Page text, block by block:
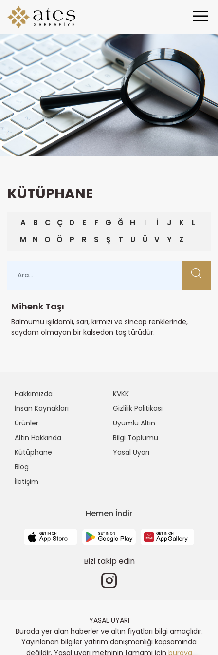
KÜTÜPHANE
A B C Ç D E F G Ğ H I İ J K
L
M
N O Ö P R S Ş T U Ü V Y Z
Mihenk Taşı
Balmumu ışıldamlı, sarı, kırmızı ve sincap renklerinde,
saydam olmayan bir kalsedon taş türüdür.
Hakkımızda
İnsan Kaynakları
Ürünler
Altın Hakkında
Kütüphane
Blog
İletişim
KVKK
Gizlilik Politikası
Uyumlu Altın
Bilgi Toplumu
Yasal Uyarı
Hemen İndir
Bizi takip edin
YASAL UYARI
Burada yer alan haberler ve altın fiyatları bilgi amaçlıdır.
Yayınlanan bilgiler yatırım danışmanlığı kapsamında
değildir. Yasal uyarı metninin tamamı için buraya